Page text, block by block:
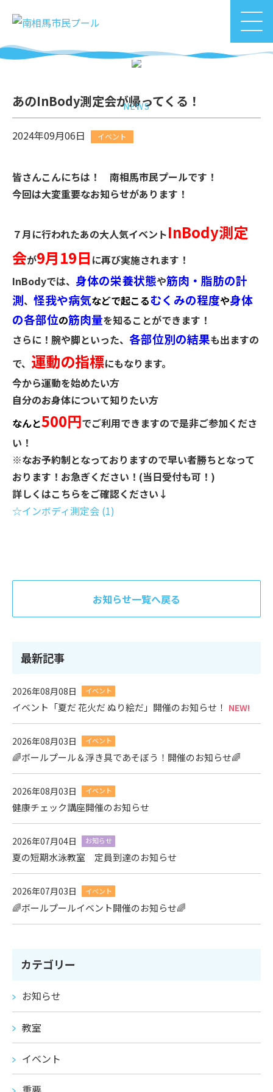
NEWS
あのInBody測定会が帰ってくる！
2024年09月06日 イベント
皆さんこんにちは！ 南相馬市民プールです！
今回は大変重要なお知らせがあります！
７月に行われたあの大人気イベントInBody測定
会が9月19日 に再び実施されます！
InBodyでは、 身体の栄養状態や筋肉・脂肪の計
測、 怪我や病気などで起こるむくみの程度や身体
の各部位の筋肉量を知ることができます！
さらに！腕や脚といった、 各部位別の結果も出ますの
で、 運動の指標にもなります。
今から運動を始めたい方
自分のお身体について知りたい方
なんと500円でご利用できますので是非ご参加くださ
い！
※なお予約制となっておりますので早い者勝ちとなって
おります！お急ぎください！(当日受付も可！)
詳しくはこちらをご確認ください↓
☆インボディ測定会 (1)
お知らせ一覧へ戻る
最新記事
2026年08月08日 イベント
イベント「夏だ 花火だ ぬり絵だ」開催のお知らせ！ NEW!
2026年08月03日 イベント
🌈ボールプール＆浮き具であそぼう！開催のお知らせ🌈
2026年08月03日 イベント
健康チェック講座開催のお知らせ
2026年07月04日 お知らせ
夏の短期水泳教室 定員到達のお知らせ
2026年07月03日 イベント
🌈ボールプールイベント開催のお知らせ🌈
カテゴリー
お知らせ
教室
イベント